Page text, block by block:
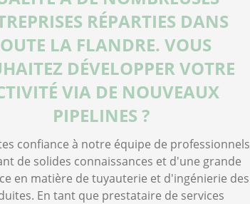
RÉPARTIES DANS
LA FLANDRE. VOUS
DÉVELOPPER VOTRE
VIA DE NOUVEAUX
PIPELINES ?
confiance à notre équipe de professionnels
de solides connaissances et d'une grande
en matière de tuyauterie et d'ingénierie des
En tant que prestataire de services